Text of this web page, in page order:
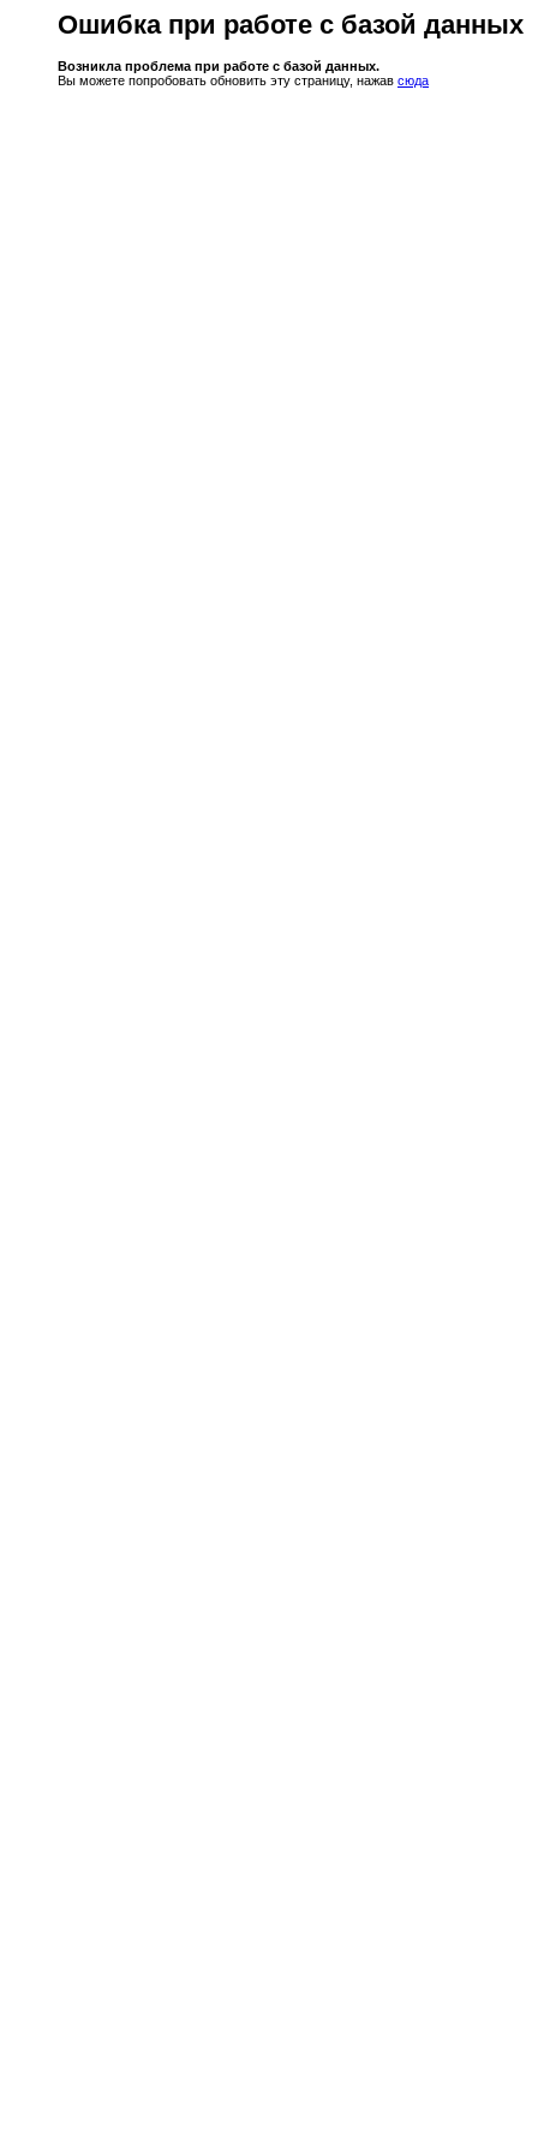
Ошибка при работе с базой данных
Возникла проблема при работе с базой данных.
Вы можете попробовать обновить эту страницу, нажав сюда